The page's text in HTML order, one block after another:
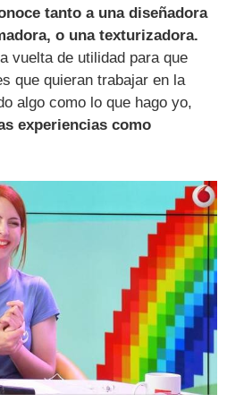
tanto a una diseñadora
o una texturizadora.
vuelta de utilidad para que
que quieran trabajar en la
algo como lo que hago yo,
experiencias como